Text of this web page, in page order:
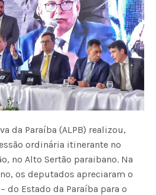
da Paraíba (ALPB) realizou,
ordinária itinerante no
no Alto Sertão paraibano. Na
os deputados apreciaram o
do Estado da Paraíba para o